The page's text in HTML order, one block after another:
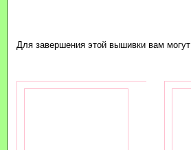
Для завершения этой вышивки вам